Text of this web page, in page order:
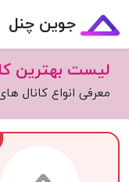
جوین چنل
لیست بهترین
معرفی انواع کانال